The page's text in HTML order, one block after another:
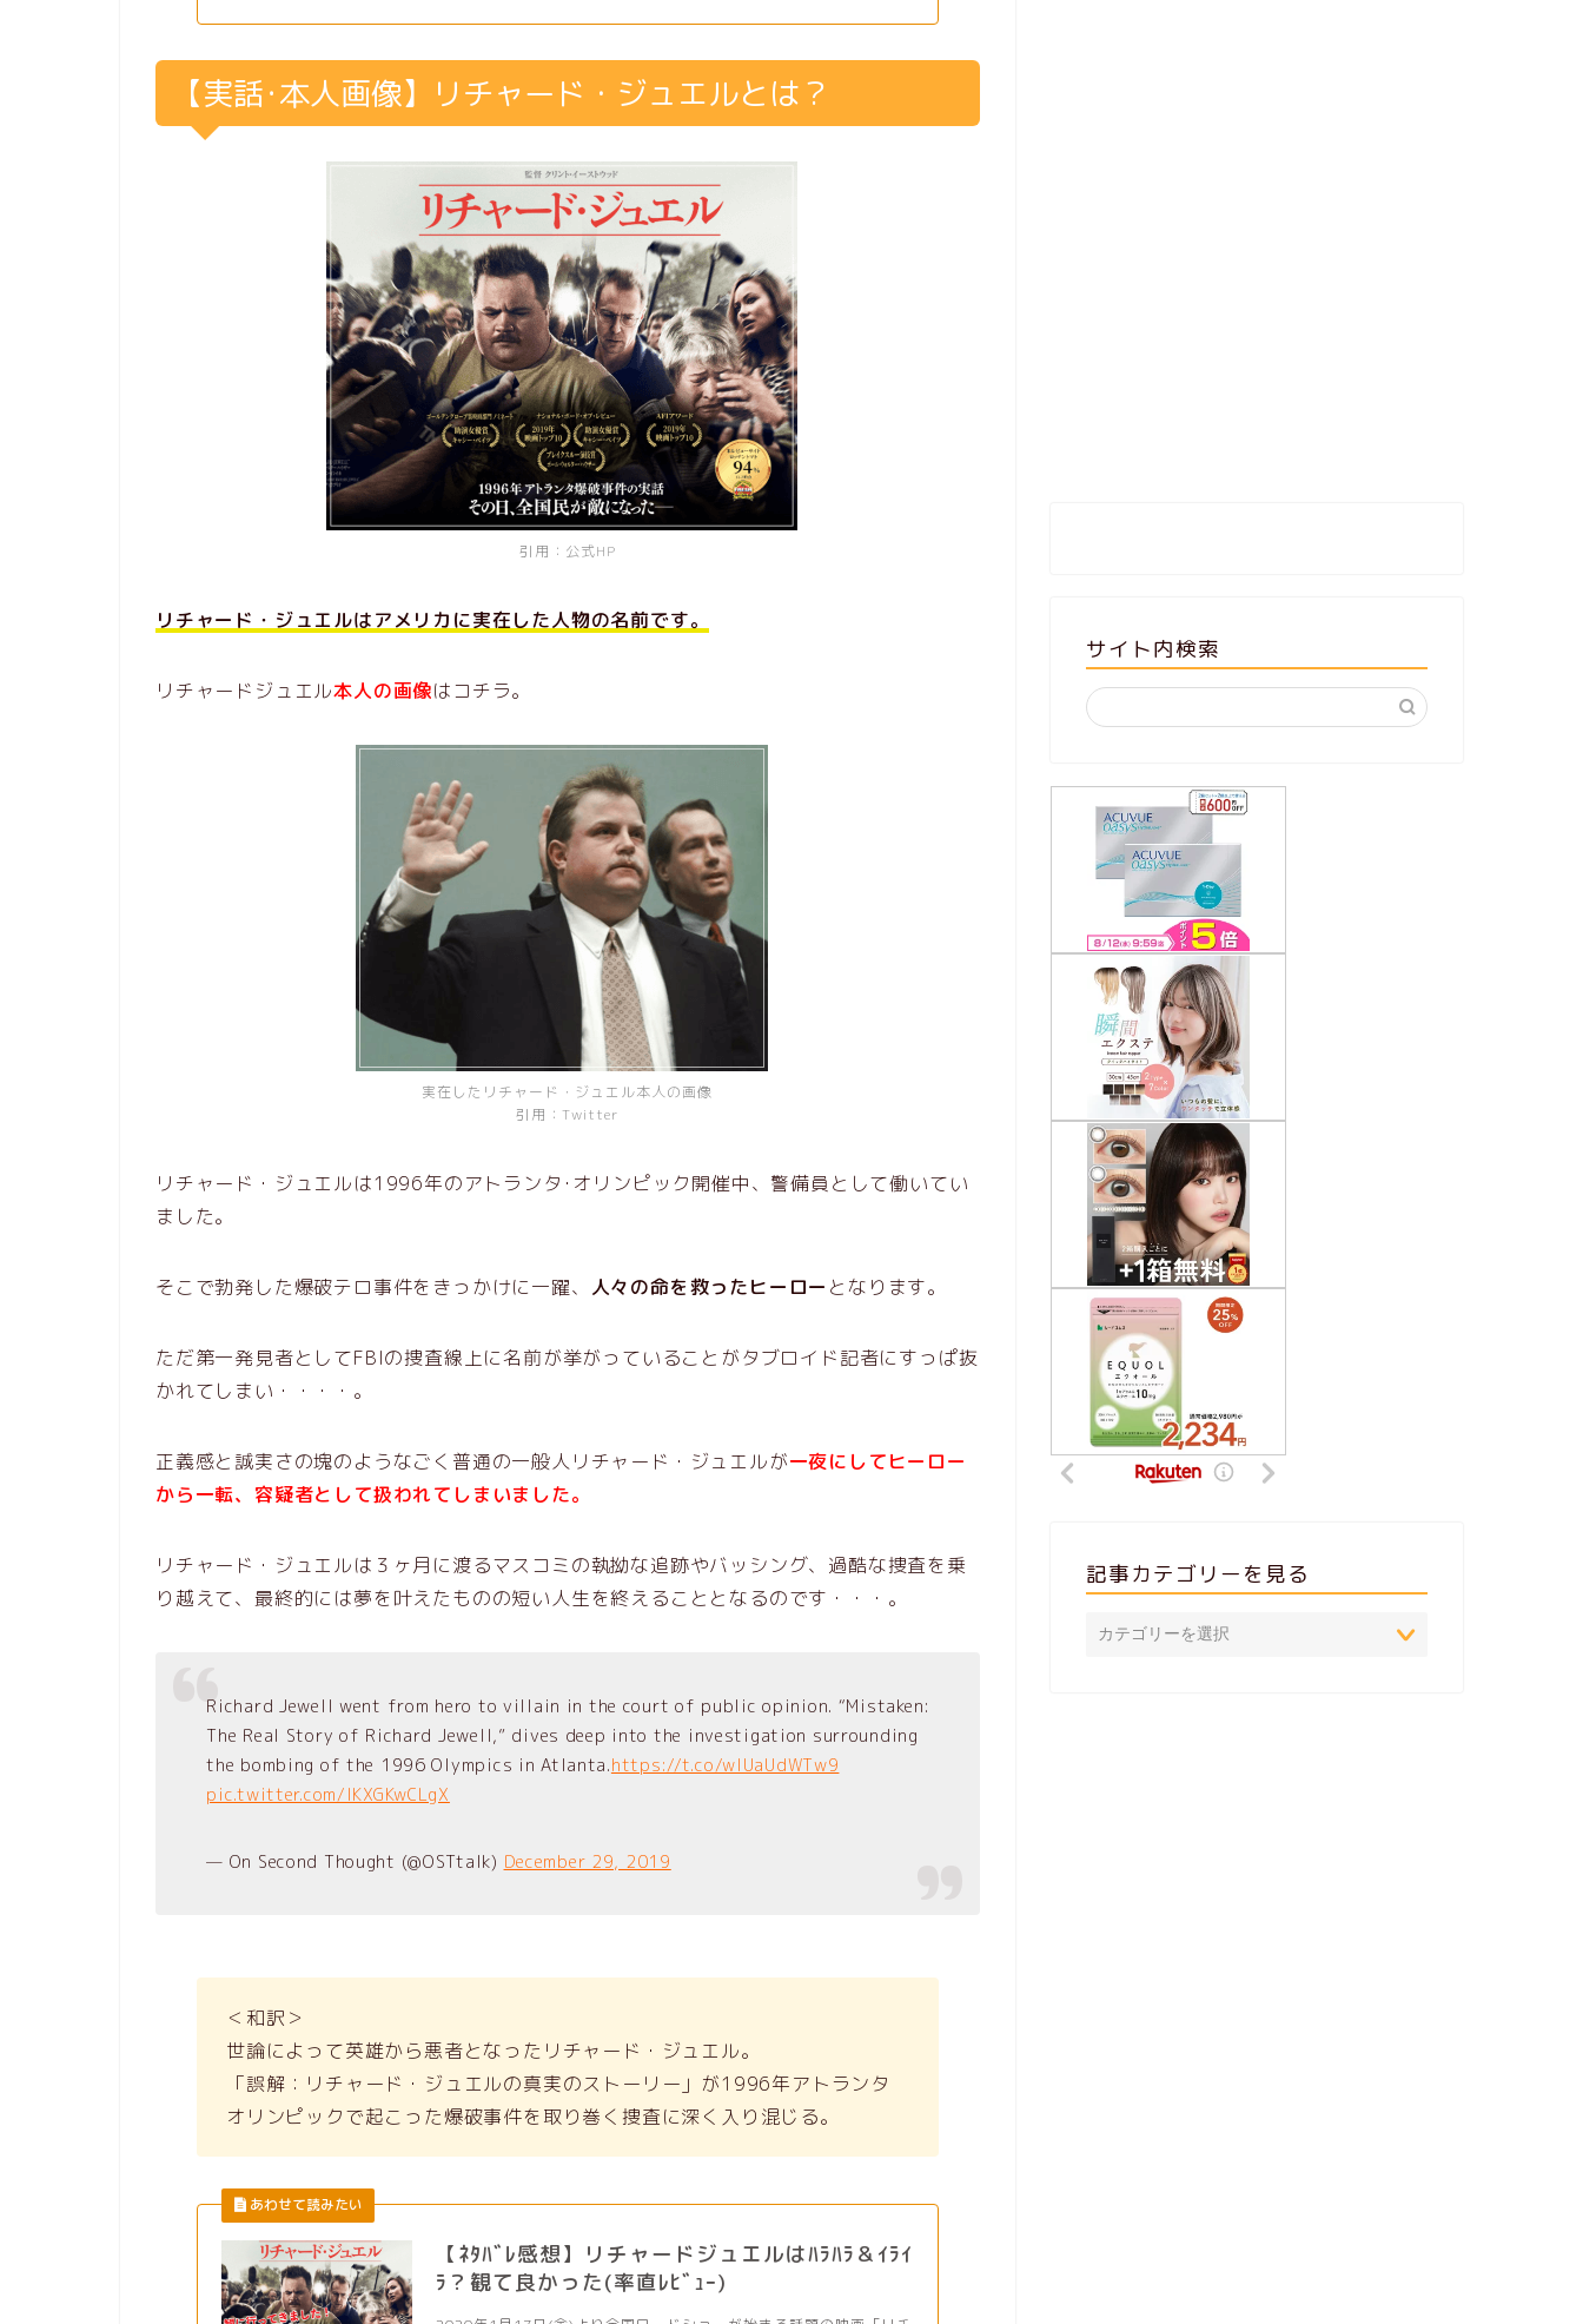
【実話･本人画像】リチャード・ジュエルとは？
引用：公式HP
リチャード・ジュエルはアメリカに実在した人物の名前です。
リチャードジュエル本人の画像はコチラ。
実在したリチャード・ジュエル本人の画像
引用：Twitter
リチャード・ジュエルは1996年のアトランタ･オリンピック開催中、警備員として働いてい
ました。
そこで勃発した爆破テロ事件をきっかけに一躍、 人々の命を救ったヒーロー となります。
ただ第一発見者としてFBIの捜査線上に名前が挙がっていることがタブロイド記者にすっぱ抜
かれてしまい・・・・。
正義感と誠実さの塊のようなごく普通の一般人リチャード・ジュエルが一夜にしてヒーロー
から一転、容疑者として扱われてしまいました。
リチャード・ジュエルは３ヶ月に渡るマスコミの執拗な追跡やバッシング、過酷な捜査を乗
り越えて、最終的には夢を叶えたものの短い人生を終えることとなるのです・・・。
Richard Jewell went from hero to villain in the court of public opinion. “Mistaken:
The Real Story of Richard Jewell,” dives deep into the investigation surrounding
the bombing of the 1996 Olympics in Atlanta.https://t.co/wlUaUdWTw9
pic.twitter.com/lKXGKwCLgX
— On Second Thought (@OSTtalk) December 29, 2019
＜和訳＞
世論によって英雄から悪者となったリチャード・ジュエル。
「誤解：リチャード・ジュエルの真実のストーリー」が1996年アトランタ
オリンピックで起こった爆破事件を取り巻く捜査に深く入り混じる。
【ﾈﾀﾊﾞﾚ感想】リチャードジュエルはﾊﾗﾊﾗ＆ｲﾗｲ
ﾗ？観て良かった(率直ﾚﾋﾞｭｰ)
サイト内検索
記事カテゴリーを見る